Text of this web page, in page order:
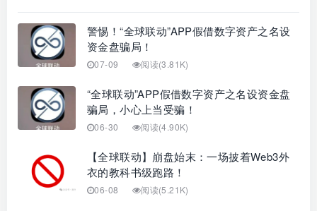
警惕！“全球联动”APP假借数字资产之名设
资金盘骗局！
07-09 阅读(3.81K)
“全球联动”APP假借数字资产之名设资金盘
骗局，小心上当受骗！
06-30 阅读(4.90K)
【全球联动】崩盘始末：一场披着Web3外
衣的教科书级跑路！
06-08 阅读(5.21K)